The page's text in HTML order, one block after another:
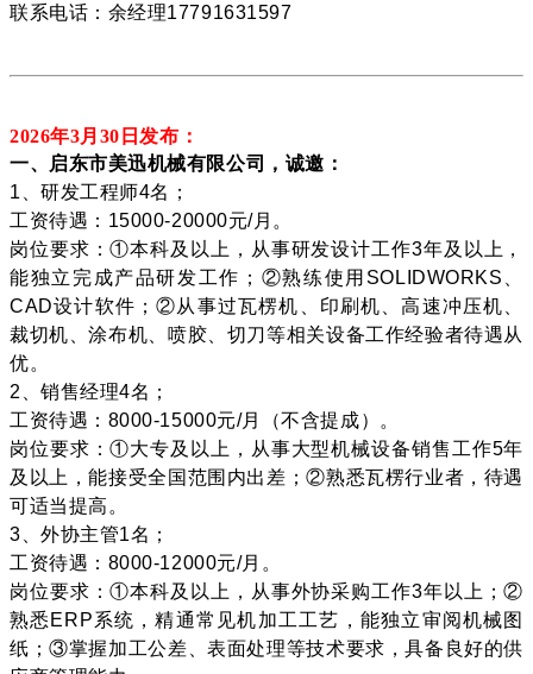
联系电话：余经理17791631597
2026年3月30 日发布：
一、启东市美迅机械有限公司，诚邀：
1、研发工程师4名；
工资待遇：15000-20000元/月。
岗位要求：①本科及以上，从事研发设计工作3年及以上，
能独立完成产品研发工作；②熟练使用SOLIDWORKS、
CAD设计软件；②从事过瓦楞机、印刷机、高速冲压机、
裁切机、涂布机、喷胶、切刀等相关设备工作经验者待遇从
优。
2、销售经理4名；
工资待遇：8000-15000元/月（不含提成）。
岗位要求：①大专及以上，从事大型机械设备销售工作5年
及以上，能接受全国范围内出差；②熟悉瓦楞行业者，待遇
可适当提高。
3、外协主管1名；
工资待遇：8000-12000元/月。
岗位要求：①本科及以上，从事外协采购工作3年以上；②
熟悉 ERP系统 ，精通常见机加工工艺，能独立审阅机械图
纸；③掌握加工公差、表面处理等技术要求，具备良好的供